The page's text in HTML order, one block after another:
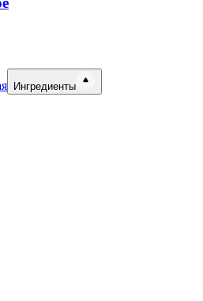
Ингредиенты